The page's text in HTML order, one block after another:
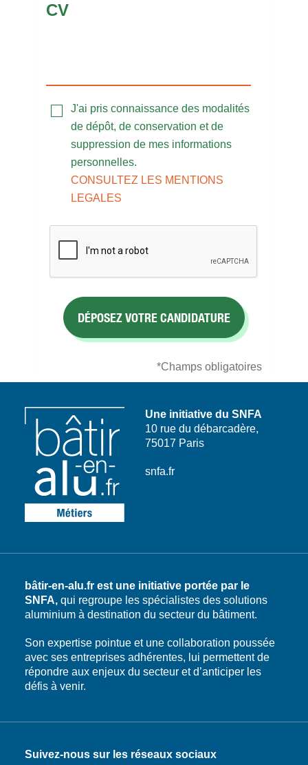
CV
J'ai pris connaissance des modalités
de dépôt, de conservation et de
suppression de mes informations
personnelles.
CONSULTEZ LES MENTIONS
LEGALES
*Champs obligatoires
Une initiative du SNFA
10 rue du débarcadère,
75017 Paris
snfa.fr
bâtir-en-alu.fr est une initiative portée par le
SNFA, qui regroupe les spécialistes des solutions
aluminium à destination du secteur du bâtiment.
Son expertise pointue et une collaboration poussée
avec ses entreprises adhérentes, lui permettent de
répondre aux enjeux du secteur et d’anticiper les
défis à venir.
Suivez-nous sur les réseaux sociaux